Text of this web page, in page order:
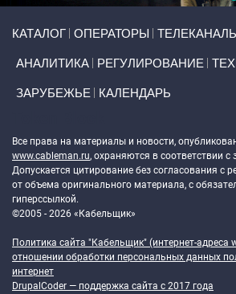
КАТАЛОГ ОПЕРАТОРЫ
АНАЛИТИКА РЕГУЛИРОВАНИЕ
ЗАРУБЕЖЬЕ КАЛЕНДАРЬ
Все права на материалы и новости,
www.cableman.ru, охраняются в соответствии
Допускается цитирование без согласования с
от объема оригинального материала, с
гиперссылкой.
©2005 - 2026 «Кабельщик»
Политика сайта "Кабельщик" (интернет-адреса
отношении обработки персональных данных
интернет
DrupalCoder — поддержка сайта c 2017 года